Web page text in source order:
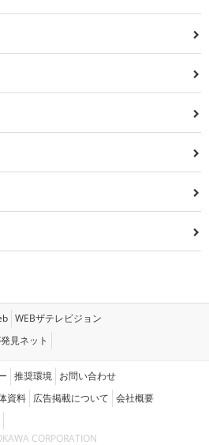
WEBザテレビジョン
見ネット
推奨環境 お問い合わせ
資料 広告掲載について 会社概要
CORPORATION